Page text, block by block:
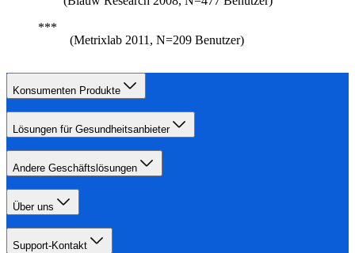
(Metrixlab 2011, N=209 Benutzer)
Konsumenten Produkte
Lösungen für Gesundheitsanbieter
Andere Geschäftslösungen
Über uns
Support-Kontakt